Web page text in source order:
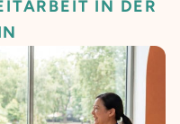
IN DER